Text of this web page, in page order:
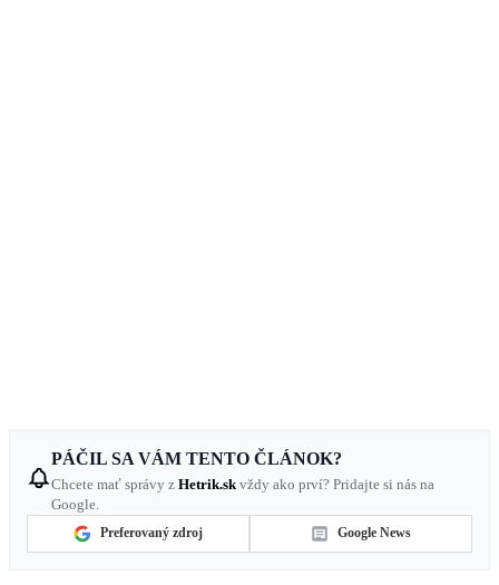
PÁČIL SA VÁM TENTO ČLÁNOK?
Chcete mať správy z Hetrik.sk vždy ako prví? Pridajte si nás na
Google.
Preferovaný zdroj Google News